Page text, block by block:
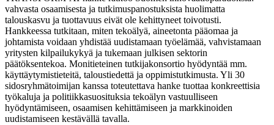
vahvasta osaamisesta ja tutkimuspanostuksista huolimatta
talouskasvu ja tuottavuus eivät ole kehittyneet toivotusti.
Hankkeessa tutkitaan, miten tekoälyä, aineetonta pääomaa ja
johtamista voidaan yhdistää uudistamaan työelämää, vahvistamaan
yritysten kilpailukykyä ja tukemaan julkisen sektorin
päätöksentekoa. Monitieteinen tutkijakonsortio hyödyntää mm.
käyttäytymistieteitä, taloustiedettä ja oppimistutkimusta. Yli 30
sidosryhmätoimijan kanssa toteutettava hanke tuottaa konkreettisia
työkaluja ja politiikkasuosituksia tekoälyn vastuulliseen
hyödyntämiseen, osaamisen kehittämiseen ja markkinoiden
uudistamiseen kestävällä tavalla.